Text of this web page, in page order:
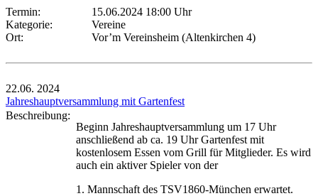
Termin:
15.06.2024 18:00 Uhr
Kategorie:
Vereine
Ort:
Vor’m Vereinsheim (Altenkirchen 4)
22.06. 2024
Jahreshauptversammlung mit Gartenfest
Beschreibung:
Beginn Jahreshauptversammlung um 17 Uhr
anschließend ab ca. 19 Uhr Gartenfest mit
kostenlosem Essen vom Grill für Mitglieder. Es wird
auch ein aktiver Spieler von der
1. Mannschaft des TSV1860-München erwartet.